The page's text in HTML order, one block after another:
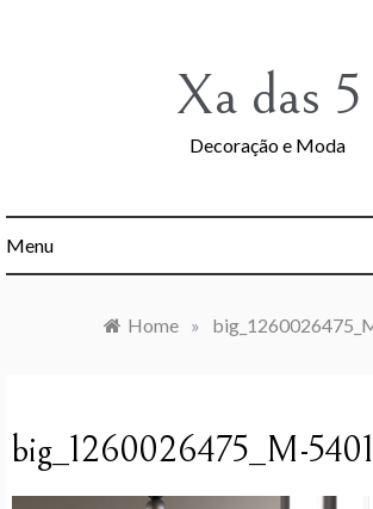
Xa das 5
Decoração e Moda
Menu
Home »
big_1260026475_M-5401